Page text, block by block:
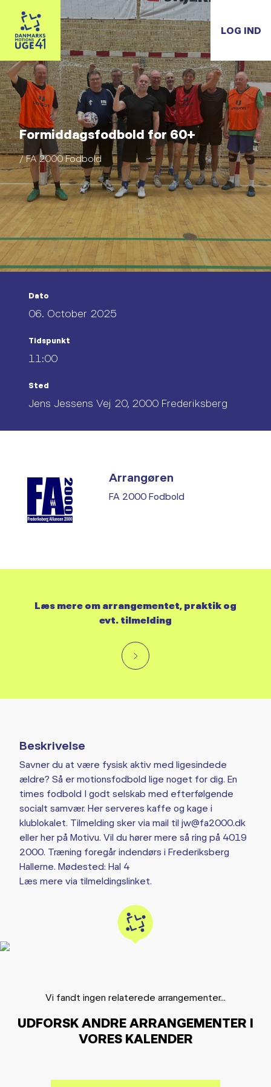
LOG IND
Formiddagsfodbold for 60+
/ FA 2000 Fodbold
Dato
06. October 2025
Tidspunkt
11:00
Sted
Jens Jessens Vej 20, 2000 Frederiksberg
Beskrivelse
Savner du at være fysisk aktiv med ligesindede
ældre? Så er motionsfodbold lige noget for dig. En
times fodbold I godt selskab med efterfølgende
socialt samvær. Her serveres kaffe og kage i
klublokalet. Tilmelding sker via mail til jw@fa2000.dk
eller her på Motivu. Vil du hører mere så ring på 4019
2000. Træning foregår indendørs i Frederiksberg
Hallerne. Mødested: Hal 4
Læs mere via tilmeldingslinket.
Arrangøren
FA 2000 Fodbold
Læs mere om arrangementet, praktik og
evt. tilmelding
Vi fandt ingen relaterede arrangementer...
UDFORSK ANDRE ARRANGEMENTER I
VORES KALENDER